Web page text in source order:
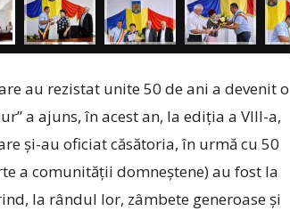
au rezistat unite 50 de ani a devenit o
a ajuns, în acest an, la ediția a VIII-a,
și-au oficiat căsătoria, în urmă cu 50
a comunității domneștene) au fost la
la rândul lor, zâmbete generoase și